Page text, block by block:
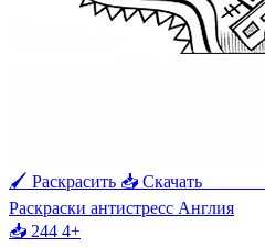
🖌 Раскрасить 📥 Скачать
Раскраски антистресс Англия
📥 244 4+